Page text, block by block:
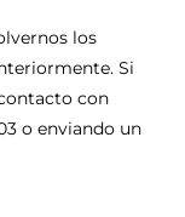
los
Si
con
o enviando un